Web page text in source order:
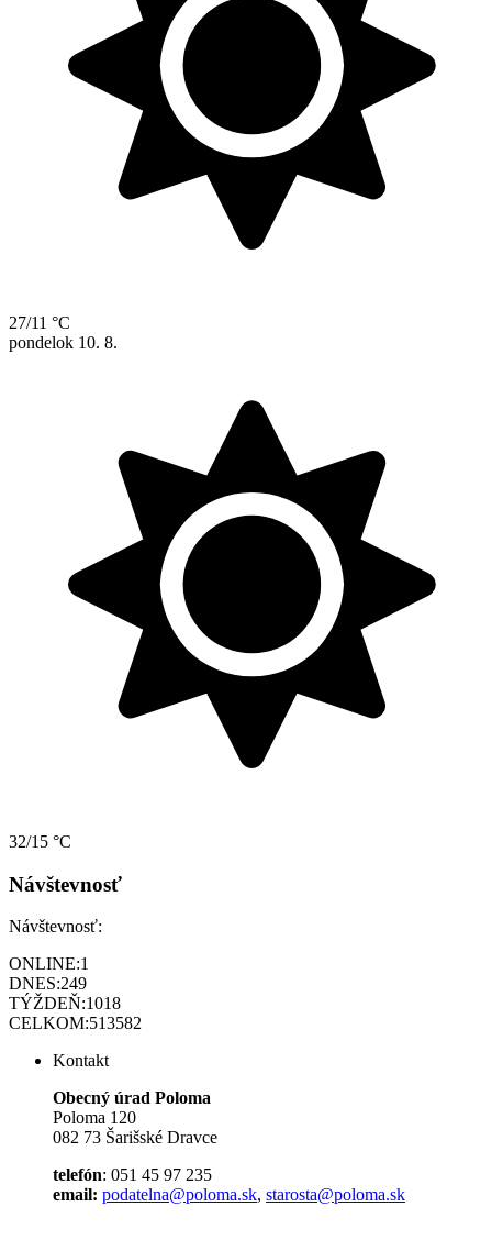
27/11 °C
pondelok 10. 8.
32/15 °C
Návštevnosť
Návštevnosť:
ONLINE:1
DNES:249
TÝŽDEŇ:1018
CELKOM:513582
Kontakt
Obecný úrad Poloma
Poloma 120
082 73 Šarišské Dravce
telefón: 051 45 97 235
email: podatelna@poloma.sk, starosta@poloma.sk